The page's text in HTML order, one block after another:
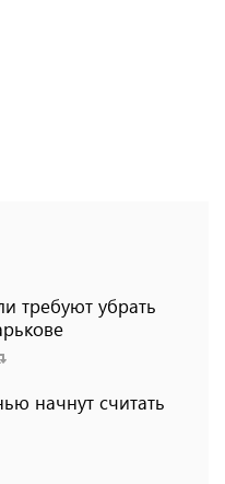
требуют убрать
начнут считать